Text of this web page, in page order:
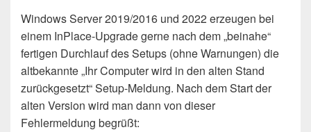
Windows Server 2019/2016 und 2022 erzeugen bei
einem InPlace-Upgrade gerne nach dem „beinahe“
fertigen Durchlauf des Setups (ohne Warnungen) die
altbekannte „Ihr Computer wird in den alten Stand
zurückgesetzt“ Setup-Meldung. Nach dem Start der
alten Version wird man dann von dieser
Fehlermeldung begrüßt: